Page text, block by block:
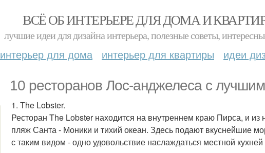
ВСЁ ОБ ИНТЕРЬЕРЕ ДЛЯ ДОМА И
лучшие идеи для дизайна интерьера, полезные советы,
интерьер для дома интерьер для квартиры идеи
10 ресторанов Лос-анджелеса с
1. The Lobster.
Ресторан The Lobster находится на внутреннем краю Пирса, и
пляж Санта - Моники и тихий океан. Здесь подают вкуснейшие
с таким видом - одно удовольствие наслаждаться местной